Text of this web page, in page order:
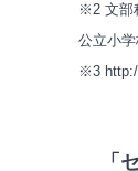
※2 文部
公立小
※3
「